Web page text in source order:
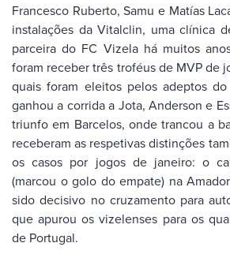
Francesco Ruberto, Samu e Matías
instalações da Vitalclin, uma clínica
parceira do FC Vizela há muitos
foram receber três troféus de MVP de
quais foram eleitos pelos adeptos
ganhou a corrida a Jota, Anderson e
triunfo em Barcelos, onde trancou a
receberam as respetivas distinções
os casos por jogos de janeiro: o
(marcou o golo do empate) na
sido decisivo no cruzamento para
que apurou os vizelenses para os
de Portugal.